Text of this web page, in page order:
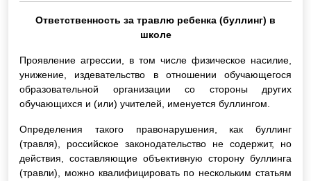
Ответственность за травлю ребенка (буллинг) в
школе
Проявление агрессии, в том числе физическое насилие,
унижение, издевательство в отношении обучающегося
образовательной организации со стороны других
обучающихся и (или) учителей, именуется буллингом.
Определения такого правонарушения, как буллинг
(травля), российское законодательство не содержит, но
действия, составляющие объективную сторону буллинга
(травли), можно квалифицировать по нескольким статьям